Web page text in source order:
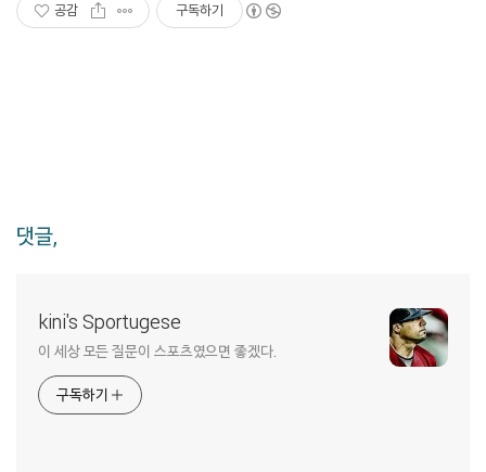
공감 구독하기
댓글,
kini's Sportugese
이 세상 모든 질문이 스포츠였으면 좋겠다.
구독하기